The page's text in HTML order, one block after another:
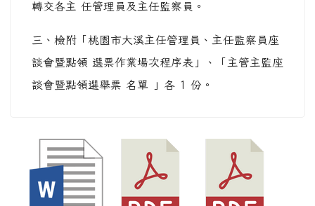
轉交各主 任管理員及主任監察員。
三、檢附「桃園市大溪主任管理員、主任監察員座
談會暨點領 選票作業場次程序表」、「主管主監座
談會暨點領選舉票 名單 」各 1 份。